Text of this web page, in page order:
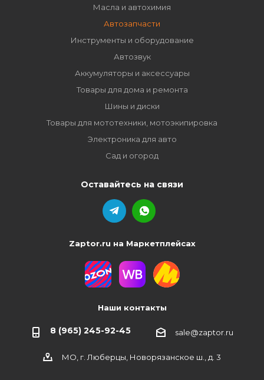
Масла и автохимия
Автозапчасти
Инструменты и оборудование
Автозвук
Аккумуляторы и аксессуары
Товары для дома и ремонта
Шины и диски
Товары для мототехники, мотоэкипировка
Электроника для авто
Сад и огород
Оставайтесь на связи
Zaptor.ru на Маркетплейсах
Наши контакты
8 (965) 245-92-45 sale@zaptor.ru
МО, г. Люберцы, Новорязанское ш., д. 3